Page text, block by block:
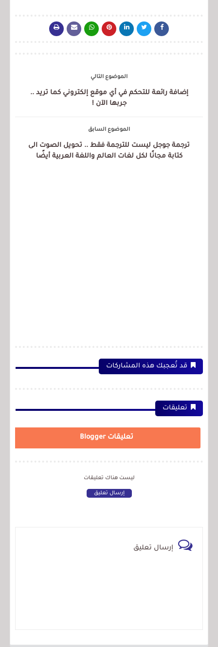
الموضوع التالي
إضافة رائعة للتحكم في أي موقع إلكتروني كما تريد ..
جربها الآن !
الموضوع السابق
ترجمة جوجل ليست للترجمة فقط .. تحويل الصوت الى
كتابة مجانًا لكل لغات العالم واللغة العربية أيضًا
قد تُعجبك هذه المشاركات
تعليقات
تعليقات Blogger
ليست هناك تعليقات
إرسال تعليق
إرسال تعليق